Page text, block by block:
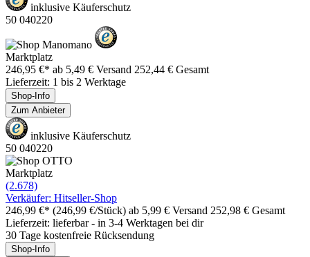
inklusive Käuferschutz
50 040220
Marktplatz
246,95 €* ab 5,49 € Versand 252,44 € Gesamt
Lieferzeit: 1 bis 2 Werktage
Shop-Info
Zum Anbieter
inklusive Käuferschutz
50 040220
Marktplatz
(2.678)
Verkäufer: Hitseller-Shop
246,99 €* (246,99 €/Stück) ab 5,99 € Versand 252,98 € Gesamt
Lieferzeit: lieferbar - in 3-4 Werktagen bei dir
30 Tage kostenfreie Rücksendung
Shop-Info